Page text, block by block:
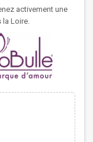
activement une
la Loire.